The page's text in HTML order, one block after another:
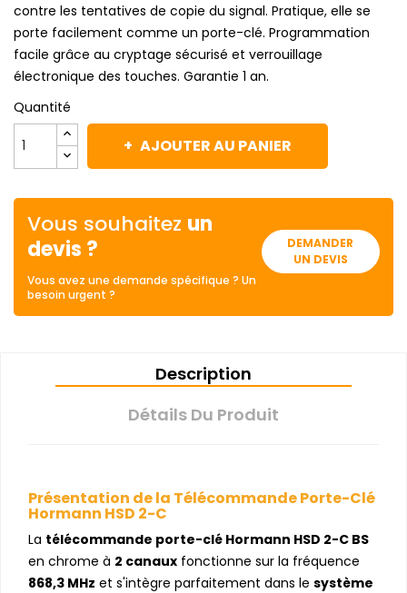
contre les tentatives de copie du signal. Pratique, elle se
porte facilement comme un porte-clé. Programmation
facile grâce au cryptage sécurisé et verrouillage
électronique des touches. Garantie 1 an.
Quantité
AJOUTER AU PANIER
Vous souhaitez un
devis ?
Vous avez une demande spécifique ? Un
besoin urgent ?
DEMANDER
UN DEVIS
Description
Détails Du Produit
Présentation de la Télécommande Porte-Clé
Hormann HSD 2-C
La télécommande porte-clé Hormann HSD 2-C BS
en chrome à 2 canaux fonctionne sur la fréquence
868,3 MHz et s'intègre parfaitement dans le système